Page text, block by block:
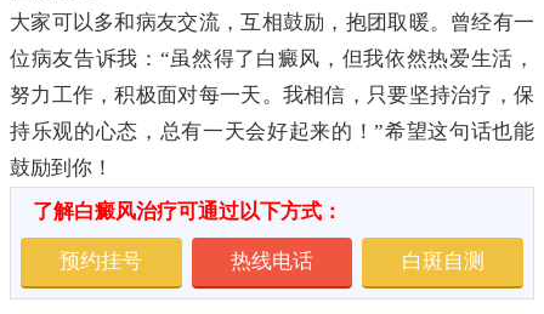
大家可以多和病友交流，互相鼓励，抱团取暖。曾经有一
位病友告诉我：“虽然得了白癜风，但我依然热爱生活，
努力工作，积极面对每一天。我相信，只要坚持治疗，保
持乐观的心态，总有一天会好起来的！”希望这句话也能
鼓励到你！
了解白癜风治疗可通过以下方式：
预约挂号 热线电话 白斑自测